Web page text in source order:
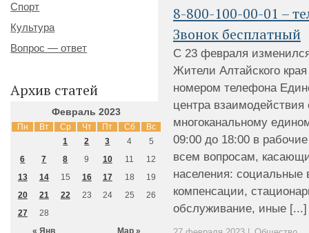
8-800-100-00-01 –
Звонок бесплатный
С 23 февраля
Жители Алтайского
номером телефона
центра
многоканальному
09:00 до 18:00 в
всем вопросам,
населения:
компенсации,
обслуживание, иные [...]
Спорт
Культура
Вопрос — ответ
Архив статей
Февраль 2023
Пн Вт Ср Чт Пт Сб Вс
« Янв Мар »
1 2 3 4
5
6
7 8 9 10 11
12
13
14 15 16 17 18
19
20
21 22 23 24 25
26
27
28